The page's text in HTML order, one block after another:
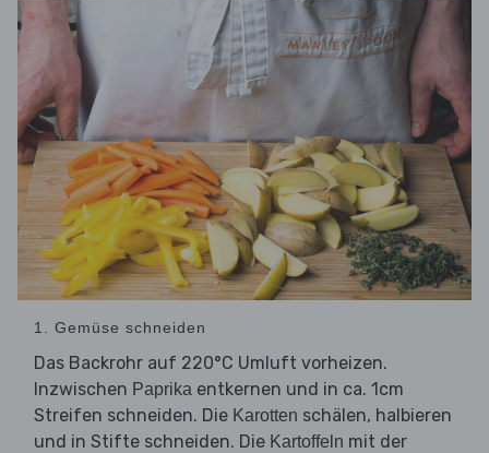
1. Gemüse schneiden
Das Backrohr auf 220°C Umluft vorheizen.
Inzwischen Paprika entkernen und in ca. 1cm
Streifen schneiden. Die Karotten schälen, halbieren
und in Stifte schneiden. Die Kartoffeln mit der